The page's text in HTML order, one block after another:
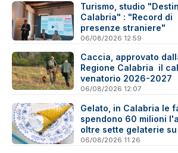
Turismo, studio
Calabria" : "Record di
presenze straniere"
06/08/2026 12:59
Caccia, approvato
Regione Calabria il
venatorio 2026-2027
06/08/2026 12:07
Gelato, in Calabria le
spendono 60 milioni
oltre sette gelaterie
sono artigiane
06/08/2026 11:26